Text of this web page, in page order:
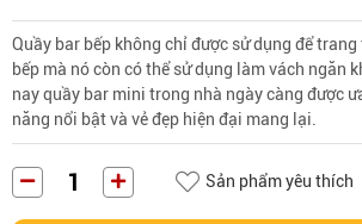
Quầy bar bếp không chỉ được sử dụng để
bếp mà nó còn có thể sử dụng làm vách ngăn
nay quầy bar mini trong nhà ngày càng được
năng nổi bật và vẻ đẹp hiện đại mang lại.
Sản phẩm yêu thích